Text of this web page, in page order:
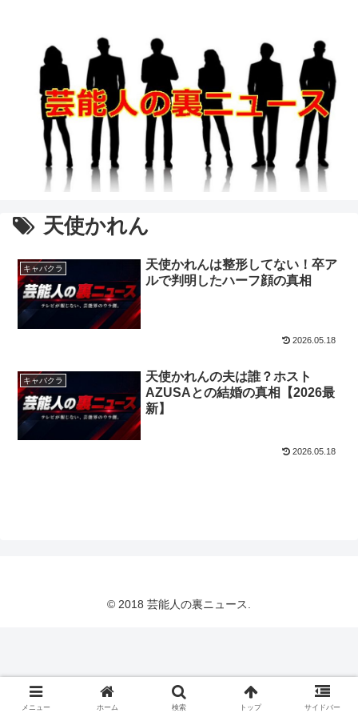
天使かれん
キャバクラ
天使かれんは整形してない！卒ア
ルで判明したハーフ顔の真相
2026.05.18
キャバクラ
天使かれんの夫は誰？ホスト
AZUSAとの結婚の真相【2026最
新】
2026.05.18
© 2018 芸能人の裏ニュース.
メニュー ホーム 検索 トップ サイドバー